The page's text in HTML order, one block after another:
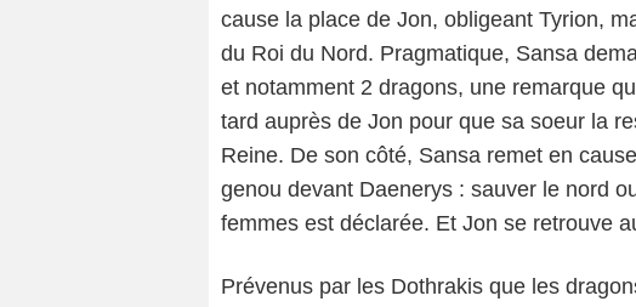
cause la place de Jon, obligeant Tyrion,
du Roi du Nord. Pragmatique, Sansa
et notamment 2 dragons, une remarque
tard auprès de Jon pour que sa soeur la
Reine. De son côté, Sansa remet en
genou devant Daenerys : sauver le nord
femmes est déclarée. Et Jon se retrouve
Prévenus par les Dothrakis que les